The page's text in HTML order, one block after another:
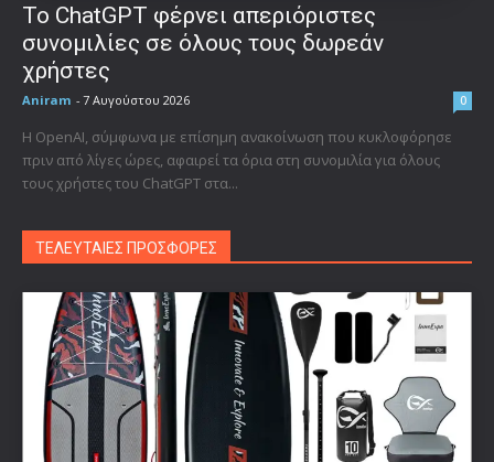
Το ChatGPT φέρνει απεριόριστες
συνομιλίες σε όλους τους δωρεάν
χρήστες
Aniram - 7 Αυγούστου 2026 0
Η OpenAI, σύμφωνα με επίσημη ανακοίνωση που κυκλοφόρησε
πριν από λίγες ώρες, αφαιρεί τα όρια στη συνομιλία για όλους
τους χρήστες του ChatGPT στα...
ΤΕΛΕΥΤΑΙΕΣ ΠΡΟΣΦΟΡΕΣ